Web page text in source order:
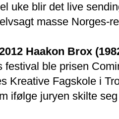
uke blir det live
masse Norges-
Haakon Brox
festival ble prisen
Kreative Fagskole i
ifølge juryen skilte